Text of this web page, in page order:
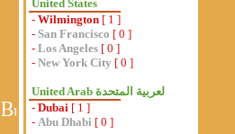
United States
- Wilmington [ 1 ]
- San Francisco [ 0 ]
- Los Angeles [ 0 ]
- New York City [ 0 ]
- Dubai [ 1 ]
- Abu Dhabi [ 0 ]